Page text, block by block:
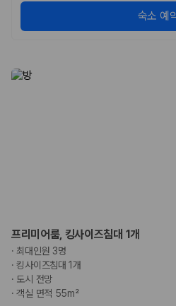
Q. 제주 렌트카 가격비교 시 보험도
제주렌트카 가격비교 주요
제주도 렌트카 실시간 최저가 가격
제주 렌트카 예약
국내 렌트카 가격비교
숙소 예
프리미어룸, 킹사이즈침대 1개
· 최대인원 3명
·킹사이즈침대 1개
· 도시 전망
·객실 면적 55m²